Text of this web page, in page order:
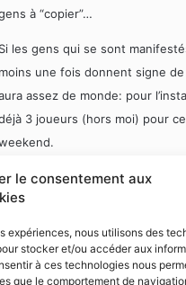
le consentement aux
expériences, nous utilisons des
stocker et/ou accéder aux
à ces technologies nous
que le comportement de
à “copier”…
Si les gens qui se sont
moins une fois donnent signe
assez de monde: pour
3 joueurs (hors moi) pour ce
oui, bien sûr: on fera en
soirées aient lieu.
pas un soucis pour moi.